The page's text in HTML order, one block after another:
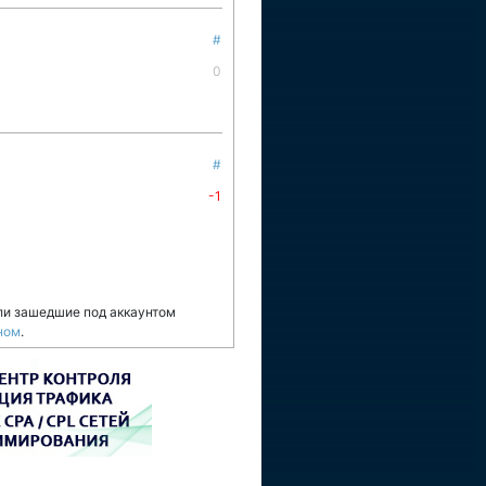
#
0
#
-1
зашедшие под аккаунтом
.